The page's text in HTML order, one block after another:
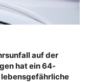
auf der
hat ein 64-